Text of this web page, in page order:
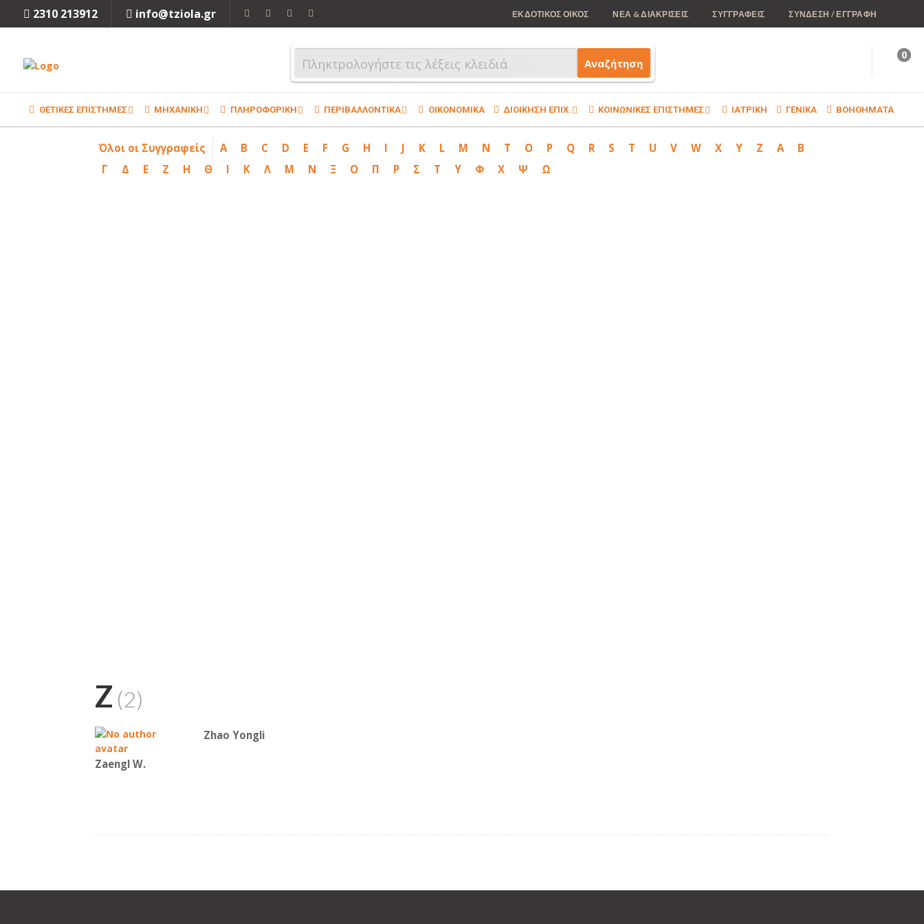
info@tziola.gr
2310 213912 ΕΚΔΟΤΙΚΟΣ ΟΙΚΟΣ ΝΕΑ & ΔΙΑΚΡΙΣΕΙΣ ΣΥΓΓΡΑΦΕΙΣ ΣΥΝΔΕΣΗ / ΕΓΓΡΑΦΗ
Αναζήτηση
0
ΘΕΤΙΚΕΣ ΕΠΙΣΤΗΜΕΣ ΜΗΧΑΝΙΚΗ ΠΛΗΡΟΦΟΡΙΚΗ ΠΕΡΙΒΑΛΛΟΝΤΙΚΑ ΟΙΚΟΝΟΜΙΚΑ ΔΙΟΙΚΗΣΗ ΕΠΙΧ. ΚΟΙΝΩΝΙΚΕΣ ΕΠΙΣΤΗΜΕΣ ΙΑΤΡΙΚΗ ΓΕΝΙΚΑ ΒΟΗΘΗΜΑΤΑ
Όλοι οι Συγγραφείς A B C D E F G H I J K L M N T O P Q R S T U V W X Y Z Α
Β
Γ
Δ Ε Ζ Η Θ Ι Κ Λ Μ Ν Ξ Ο Π Ρ Σ Τ Υ Φ Χ Ψ Ω
Z (2)
Zaengl W.
Zhao Yongli